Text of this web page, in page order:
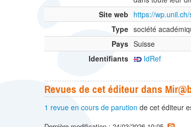
Site web https://
Type société
Pays Suisse
Identifiants
IdRef
Revues de cet éditeur dans
1 revue en cours de parution de cet éditeur